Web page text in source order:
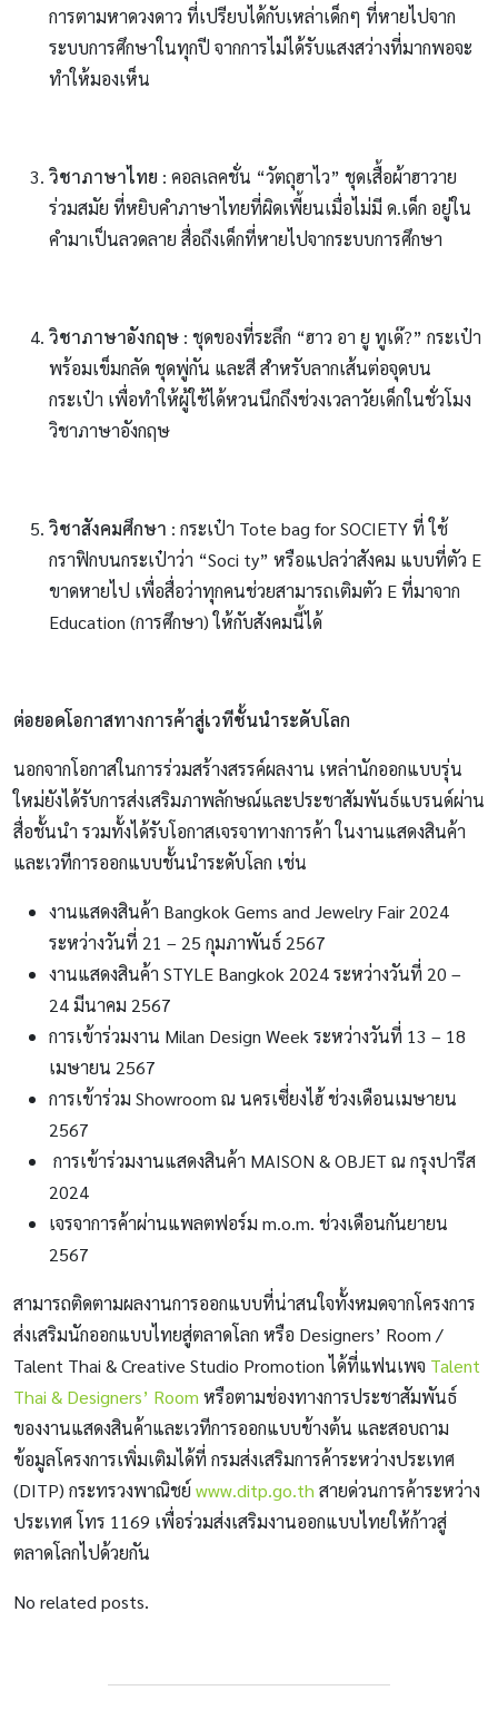
การตามหาดวงดาว ที่เปรียบได้กับเหล่าเด็กๆ ที่หายไปจาก
ระบบการศึกษาในทุกปี จากการไม่ได้รับแสงสว่างที่มากพอจะ
ทำให้มองเห็น
วิชาภาษาไทย : คอลเลคชั่น “วัตถุฮาไว” ชุดเสื้อผ้าฮาวาย
ร่วมสมัย ที่หยิบคำภาษาไทยที่ผิดเพี้ยนเมื่อไม่มี ด.เด็ก อยู่ใน
คำมาเป็นลวดลาย สื่อถึงเด็กที่หายไปจากระบบการศึกษา
วิชาภาษาอังกฤษ : ชุดของที่ระลึก “ฮาว อา ยู ทูเด๊?” กระเป๋า
พร้อมเข็มกลัด ชุดพู่กัน และสี สำหรับลากเส้นต่อจุดบน
กระเป๋า เพื่อทำให้ผู้ใช้ได้หวนนึกถึงช่วงเวลาวัยเด็กในชั่วโมง
วิชาภาษาอังกฤษ
วิชาสังคมศึกษา : กระเป๋า Tote bag for SOCIETY ที่ ใช้
กราฟิกบนกระเป๋าว่า “Soci ty” หรือแปลว่าสังคม แบบที่ตัว E
ขาดหายไป เพื่อสื่อว่าทุกคนช่วยสามารถเติมตัว E ที่มาจาก
Education (การศึกษา) ให้กับสังคมนี้ได้
ต่อยอดโอกาสทางการค้าสู่เวทีชั้นนำระดับโลก
นอกจากโอกาสในการร่วมสร้างสรรค์ผลงาน เหล่านักออกแบบรุ่น
ใหม่ยังได้รับการส่งเสริมภาพลักษณ์และประชาสัมพันธ์แบรนด์ผ่าน
สื่อชั้นนำ รวมทั้งได้รับโอกาสเจรจาทางการค้า ในงานแสดงสินค้า
และเวทีการออกแบบชั้นนำระดับโลก เช่น
งานแสดงสินค้า Bangkok Gems and Jewelry Fair 2024
ระหว่างวันที่ 21 – 25 กุมภาพันธ์ 2567
งานแสดงสินค้า STYLE Bangkok 2024 ระหว่างวันที่ 20 –
24 มีนาคม 2567
การเข้าร่วมงาน Milan Design Week ระหว่างวันที่ 13 – 18
เมษายน 2567
การเข้าร่วม Showroom ณ นครเซี่ยงไฮ้ ช่วงเดือนเมษายน
2567
การเข้าร่วมงานแสดงสินค้า MAISON & OBJET ณ กรุงปารีส
2024
เจรจาการค้าผ่านแพลตฟอร์ม m.o.m. ช่วงเดือนกันยายน
2567
สามารถติดตามผลงานการออกแบบที่น่าสนใจทั้งหมดจากโครงการ
ส่งเสริมนักออกแบบไทยสู่ตลาดโลก หรือ Designers’ Room /
Talent Thai & Creative Studio Promotion ได้ที่แฟนเพจ Talent
Thai & Designers’ Room หรือตามช่องทางการประชาสัมพันธ์
ของงานแสดงสินค้าและเวทีการออกแบบข้างต้น และสอบถาม
ข้อมูลโครงการเพิ่มเติมได้ที่ กรมส่งเสริมการค้าระหว่างประเทศ
(DITP) กระทรวงพาณิชย์ www.ditp.go.th สายด่วนการค้าระหว่าง
ประเทศ โทร 1169 เพื่อร่วมส่งเสริมงานออกแบบไทยให้ก้าวสู่
ตลาดโลกไปด้วยกัน
No related posts.